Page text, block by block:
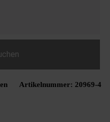
Artikelnummer: 20969-4